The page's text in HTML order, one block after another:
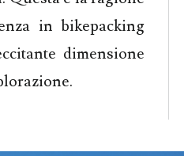
in bikepacking
dimensione